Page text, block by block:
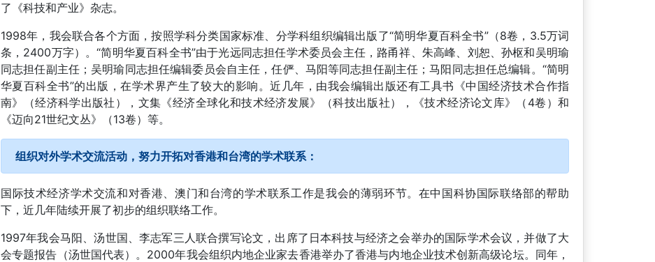
了《科技和产业》杂志。
1998年，我会联合各个方面，按照学科分类国家标准、分学科组织编辑出版了“简明华夏百科全书”（8卷，3.5万词
条，2400万字）。“简明华夏百科全书”由于光远同志担任学术委员会主任，路甬祥、朱高峰、刘恕、孙枢和吴明瑜
同志担任副主任；吴明瑜同志担任编辑委员会自主任，任俨、马阳等同志担任副主任；马阳同志担任总编辑。“简明
华夏百科全书”的出版，在学术界产生了较大的影响。近几年，由我会编辑出版还有工具书《中国经济技术合作指
南》（经济科学出版社），文集《经济全球化和技术经济发展》（科技出版社），《技术经济论文库》（4卷）和
《迈向21世纪文丛》（13卷）等。
组织对外学术交流活动，努力开拓对香港和台湾的学术联系：
国际技术经济学术交流和对香港、澳门和台湾的学术联系工作是我会的薄弱环节。在中国科协国际联络部的帮助
下，近几年陆续开展了初步的组织联络工作。
1997年我会马阳、汤世国、李志军三人联合撰写论文，出席了日本科技与经济之会举办的国际学术会议，并做了大
会专题报告（汤世国代表）。2000年我会组织内地企业家去香港举办了香港与内地企业技术创新高级论坛。同年，